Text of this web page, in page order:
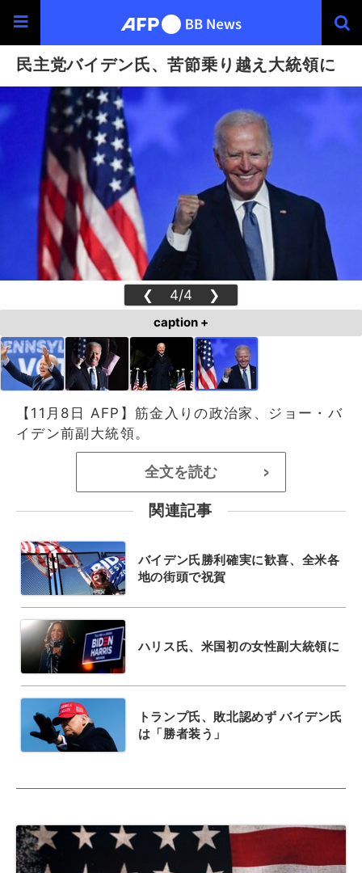
民主党バイデン氏、苦節乗り越え大統領に
❮ 4/4 ❯
caption +
【11月8日 AFP】筋金入りの政治家、ジョー・バ
イデン前副大統領。
全文を読む >
関連記事
バイデン氏勝利確実に歓喜、全米各
地の街頭で祝賀
ハリス氏、米国初の女性副大統領に
トランプ氏、敗北認めず バイデン氏
は「勝者装う」